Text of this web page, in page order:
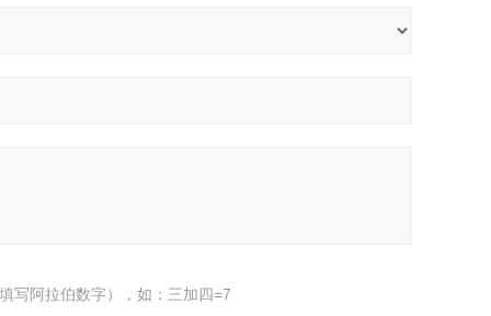
写阿拉伯数字），如：三加四=7